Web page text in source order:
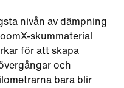
nivån av dämpning
skummaterial
för att skapa
och
bara blir